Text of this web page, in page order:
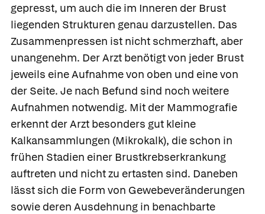
gepresst, um auch die im Inneren der Brust
liegenden Strukturen genau darzustellen. Das
Zusammenpressen ist nicht schmerzhaft, aber
unangenehm. Der Arzt benötigt von jeder Brust
jeweils eine Aufnahme von oben und eine von
der Seite. Je nach Befund sind noch weitere
Aufnahmen notwendig. Mit der Mammografie
erkennt der Arzt besonders gut kleine
Kalkansammlungen (Mikrokalk), die schon in
frühen Stadien einer Brustkrebserkrankung
auftreten und nicht zu ertasten sind. Daneben
lässt sich die Form von Gewebeveränderungen
sowie deren Ausdehnung in benachbarte